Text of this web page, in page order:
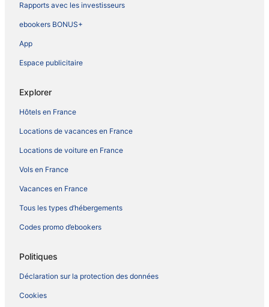
Rapports avec les investisseurs
ebookers BONUS+
App
Espace publicitaire
Explorer
Hôtels en France
Locations de vacances en France
Locations de voiture en France
Vols en France
Vacances en France
Tous les types d’hébergements
Codes promo d’ebookers
Politiques
Déclaration sur la protection des données
Cookies